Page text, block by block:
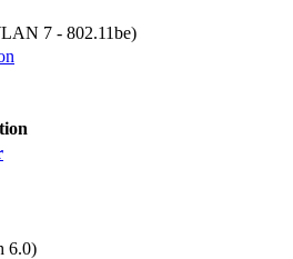
7 - 802.11be)
6.0)